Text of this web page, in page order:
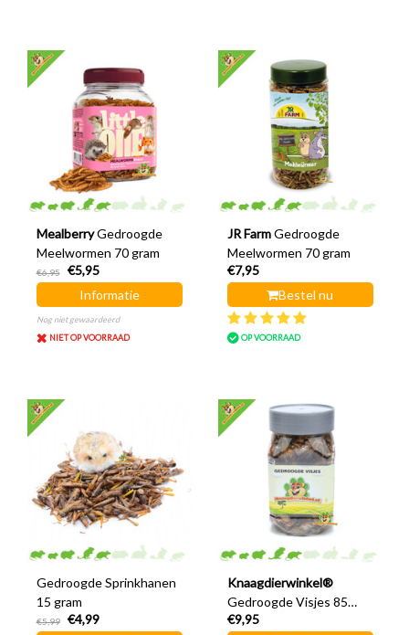
Mealberry Gedroogde
Meelwormen 70 gram
€6,95
€5,95
Informatie
Nog niet gewaardeerd
NIET OP VOORRAAD
JR Farm Gedroogde
Meelwormen 70 gram
€7,95
Bestel nu
OP VOORRAAD
Gedroogde Sprinkhanen
15 gram
€5,99
€4,99
Knaagdierwinkel®
Gedroogde Visjes 85
gram
€9,95